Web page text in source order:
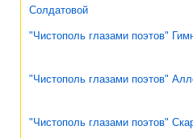
Солдатовой
"Чистополь глазами поэтов"
"Чистополь глазами поэтов"
"Чистополь глазами поэтов"